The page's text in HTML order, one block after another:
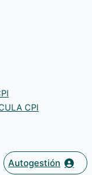
CPI
Autogestión